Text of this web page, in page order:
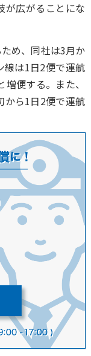
が広がることにな
め、同社は3月か
線は1日2便で運航
便する。また、
から1日2便で運航